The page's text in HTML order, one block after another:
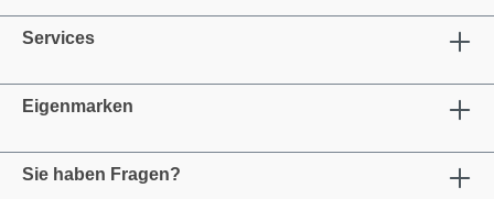
Services
Eigenmarken
Sie haben Fragen?